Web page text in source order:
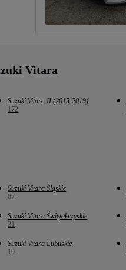
Vitara
Suzuki Vitara II (2015-2019)
172
Suzuki Vitara Śląskie
67
Suzuki Vitara Świętokrzyskie
21
Suzuki Vitara Lubuskie
10